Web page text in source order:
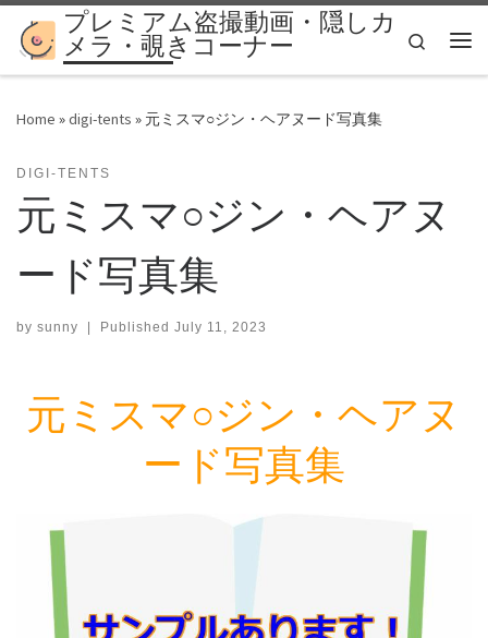
Skip to content
プレミアム盗撮動画・隠しカ
メラ・覗きコーナー
Search
Home »digi-tents » 元ミスマ○ジン・ヘアヌード写真集
DIGI-TENTS
元ミスマ○ジン・ヘアヌ
ード写真集
by sunny Published July 11, 2023
元ミスマ○ジン・ヘアヌ
ード写真集